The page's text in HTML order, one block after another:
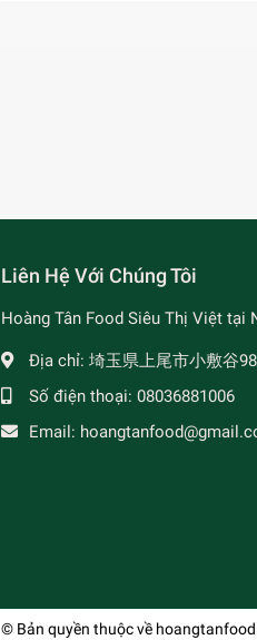
Liên Hệ Với Chúng Tôi
Hoàng Tân Food Siêu Thị Việt tại
Địa chỉ: 埼玉県上尾市小敷谷
Số điện thoại: 08036881006
Email:
© Bản quyền thuộc về